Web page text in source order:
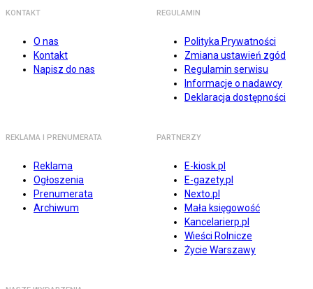
KONTAKT
O nas
Kontakt
Napisz do nas
REGULAMIN
Polityka Prywatności
Zmiana ustawień zgód
Regulamin serwisu
Informacje o nadawcy
Deklaracja dostępności
REKLAMA I PRENUMERATA
Reklama
Ogłoszenia
Prenumerata
Archiwum
PARTNERZY
E-kiosk.pl
E-gazety.pl
Nexto.pl
Mała księgowość
Kancelarierp.pl
Wieści Rolnicze
Życie Warszawy